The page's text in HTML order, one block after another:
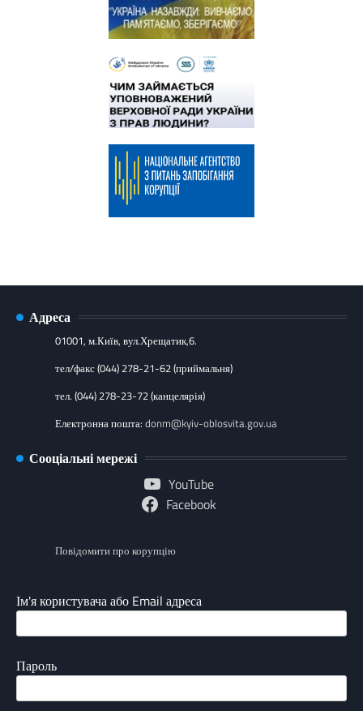
Адреса
01001, м.Київ, вул.Хрещатик,6.
тел/факс (044) 278-21-62 (приймальня)
тел. (044) 278-23-72 (канцелярія)
Електронна пошта: donm@kyiv-oblosvita.gov.ua
Сооціальні мережі
YouTube
Facebook
Повідомити про корупцію
Ім'я користувача або Email адреса
Пароль